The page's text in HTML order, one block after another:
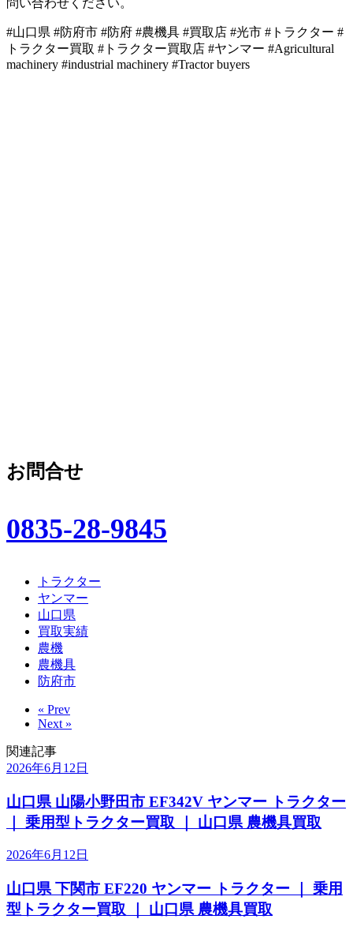
#山口県 #防府市 #防府 #農機具 #買取店 #光市 #トラクター #
トラクター買取 #トラクター買取店 #ヤンマー #Agricultural
machinery #industrial machinery #Tractor buyers
お問合せ
0835-28-9845
トラクター
ヤンマー
山口県
買取実績
農機
農機具
防府市
« Prev
Next »
関連記事
2026年6月12日
山口県 山陽小野田市 EF342V ヤンマー トラクター
｜ 乗用型トラクター買取 ｜ 山口県 農機具買取
2026年6月12日
山口県 下関市 EF220 ヤンマー トラクター ｜ 乗用
型トラクター買取 ｜ 山口県 農機具買取